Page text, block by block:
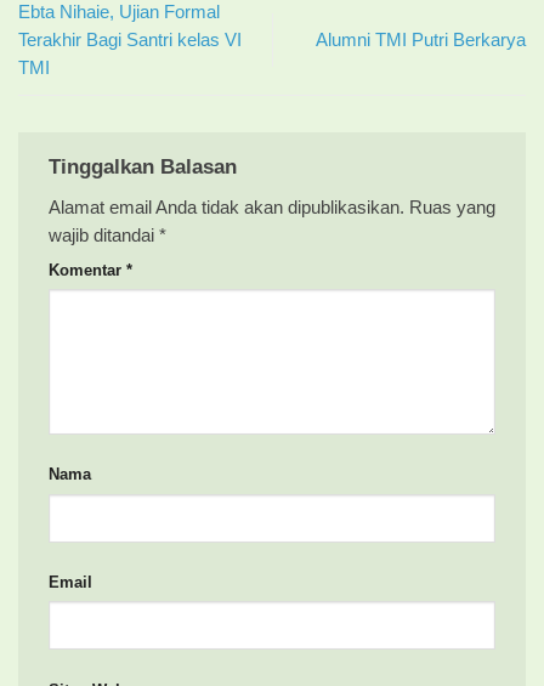
Ebta Nihaie, Ujian Formal
Terakhir Bagi Santri kelas VI
TMI
Alumni TMI Putri Berkarya
Tinggalkan Balasan
Alamat email Anda tidak akan dipublikasikan. Ruas yang
wajib ditandai *
Komentar *
Nama
Email